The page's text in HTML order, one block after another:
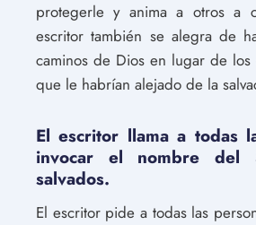
protegerle y anima a otros a
escritor también se alegra de
caminos de Dios en lugar de los
que le habrían alejado de la
El escritor llama a todas
invocar el nombre del
salvados.
El escritor pide a todas las